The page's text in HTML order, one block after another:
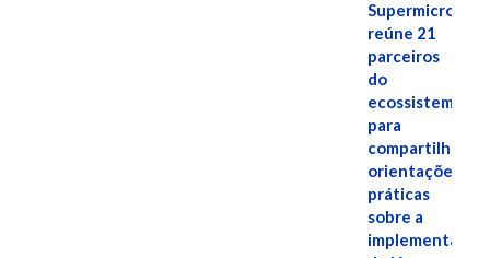
Supermicro
reúne 21
parceiros
do
ecossistema
para
compartilhar
orientações
práticas
sobre a
implementação